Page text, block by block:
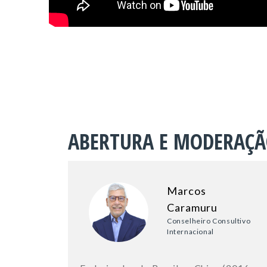
ABERTURA E
Marcos
Caramuru
Conselheiro Consultivo
Internacional